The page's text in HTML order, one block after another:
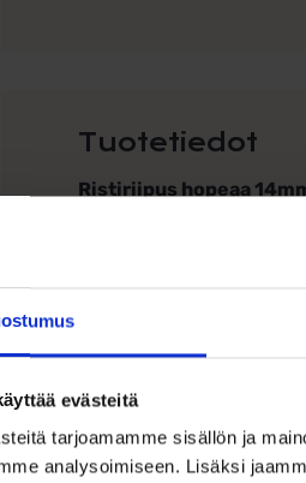
evästeitä
tarjoamamme sisällön ja
analysoimiseen. Lisäksi
Tuotetiedot
Ristiriipus hopeaa
Ristin hintaa ei sisälly